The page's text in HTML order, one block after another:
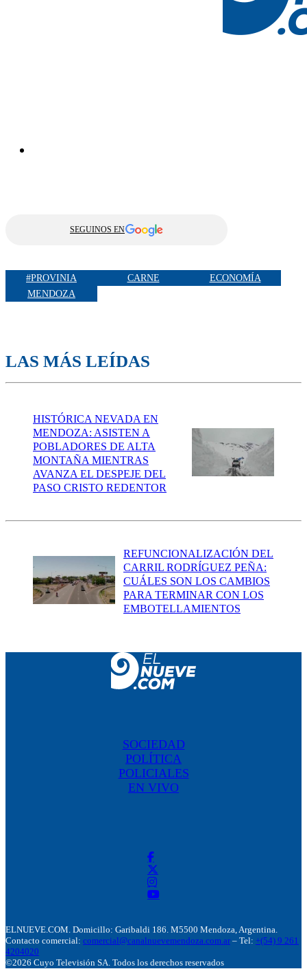
SEGUINOS EN
#PROVINIA CARNE
ECONOMÍA
MENDOZA
LAS MÁS LEÍDAS
HISTÓRICA NEVADA EN
MENDOZA: ASISTEN A
POBLADORES DE ALTA
MONTAÑA MIENTRAS
AVANZA EL DESPEJE DEL
PASO CRISTO REDENTOR
REFUNCIONALIZACIÓN DEL
CARRIL RODRÍGUEZ PEÑA:
CUÁLES SON LOS CAMBIOS
PARA TERMINAR CON LOS
EMBOTELLAMIENTOS
SOCIEDAD
POLÍTICA
POLICIALES
EN VIVO
ELNUEVE.COM. Domicillo: Garibaldi 186. M5500 Mendoza, Argentina.
Contacto comercial: comercial@canalnuevemendoza.com.ar – Tel: +(54) 9 261
4204020
©2026 Cuyo Televisión SA. Todos los derechos reservados